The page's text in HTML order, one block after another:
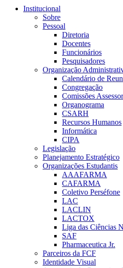
Institucional
Sobre
Pessoal
Diretoria
Docentes
Funcionários
Pesquisadores
Organização
Calendário de
Congregação
Comissões
Organograma
CSARH
Recursos Humanos
Informática
CIPA
Legislação
Planejamento Estratégico
Organizações Estudantis
AAAFARMA
CAFARMA
Coletivo Perséfone
LAC
LACLIN
LACTOX
Liga das Ciências
SAF
Pharmaceutica Jr.
Parceiros da FCF
Identidade Visual